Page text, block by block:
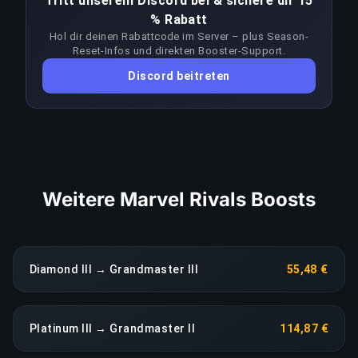
mehr Können als der Zielrang selbst. Booster
passen ihren Ansatz bei jedem Patch an, um dem
Meta voraus zu bleiben; ein anhaltender
Leistungseinbruch löst eine sofortige
% Rabatt
Hol dir deinen Rabattcode im Server – plus Season-
Reset-Infos und direkten Booster-Support.
Discord beitreten
Weitere Marvel Rivals Boosts
Diamond III → Grandmaster III 55,48 €
Platinum III → Grandmaster II 114,87 €